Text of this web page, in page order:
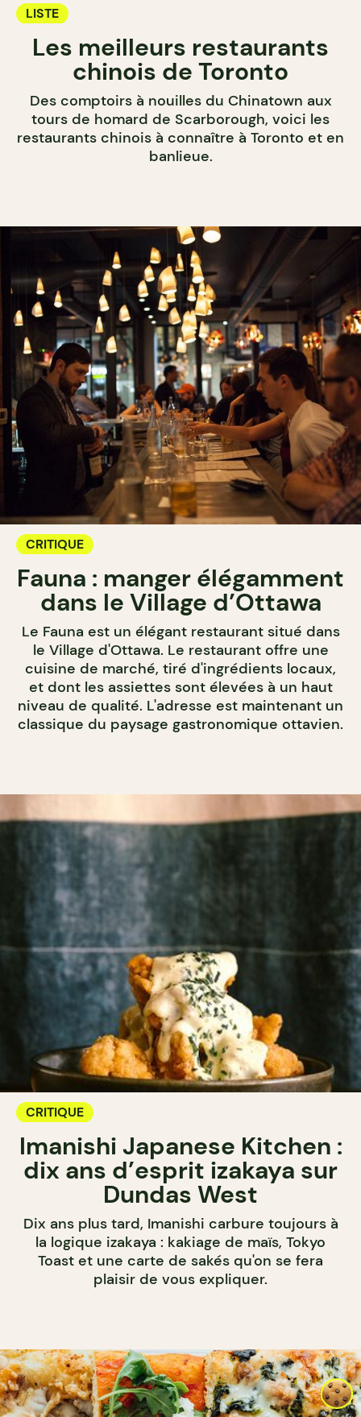
LISTE
Les meilleurs restaurants
chinois de Toronto
Des comptoirs à nouilles du Chinatown aux
tours de homard de Scarborough, voici les
restaurants chinois à connaître à Toronto et en
banlieue.
CRITIQUE
Fauna : manger élégamment
dans le Village d’Ottawa
Le Fauna est un élégant restaurant situé dans
le Village d'Ottawa. Le restaurant offre une
cuisine de marché, tiré d'ingrédients locaux,
et dont les assiettes sont élevées à un haut
niveau de qualité. L'adresse est maintenant un
classique du paysage gastronomique ottavien.
CRITIQUE
Imanishi Japanese Kitchen :
dix ans d’esprit izakaya sur
Dundas West
Dix ans plus tard, Imanishi carbure toujours à
la logique izakaya : kakiage de maïs, Tokyo
Toast et une carte de sakés qu'on se fera
plaisir de vous expliquer.